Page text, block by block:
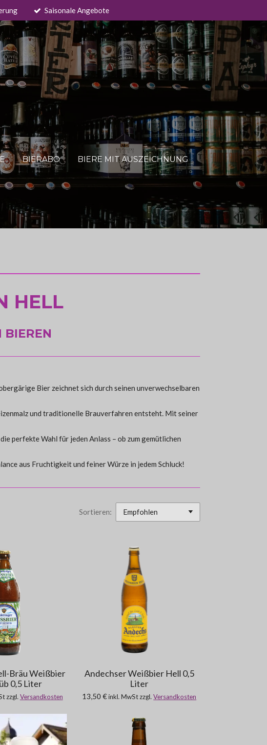
Saisonale Angebote
BIERABO BIERE MIT AUSZEICHNUNG
HELL
BIEREN
Bier zeichnet sich durch seinen unverwechselbaren
und traditionelle Brauverfahren entsteht. Mit seiner
die perfekte Wahl für jeden Anlass – ob zum gemütlichen
aus Fruchtigkeit und feiner Würze in jedem Schluck!
Sortieren:
Bräu Weißbier
0,5 Liter
zzgl. Versandkosten
Andechser Weißbier Hell 0,5
Liter
13,50 € inkl. MwSt zzgl.Versandkosten